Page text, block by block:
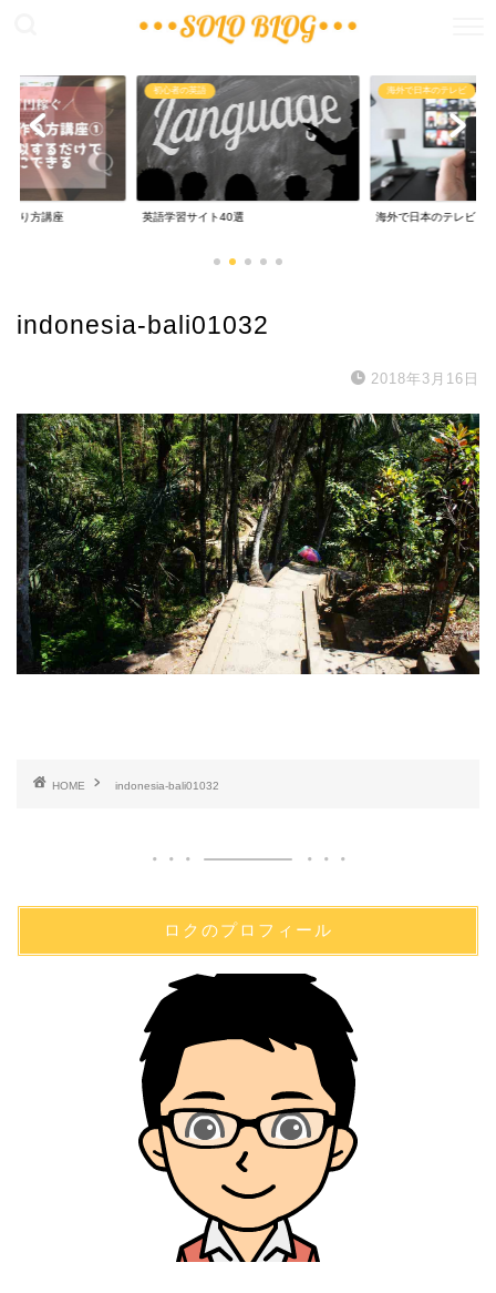
作り方講座
初心者の英語
英語学習サイト40選
海外で日本のテレビ
海外で日本のテレビ
indonesia-bali01032
2018年3月16日
HOME indonesia-bali01032
ロクのプロフィール